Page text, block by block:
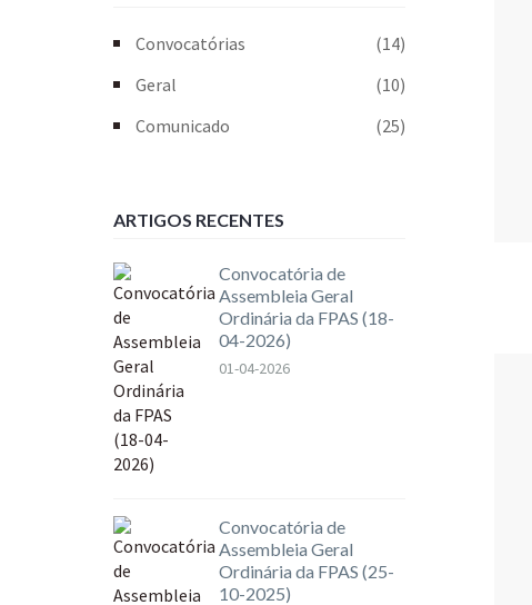
Convocatórias
(14)
Geral
(10)
Comunicado
(25)
ARTIGOS RECENTES
Convocatória de
Assembleia Geral
Ordinária da FPAS (18-
04-2026)
01-04-2026
Convocatória de
Assembleia Geral
Ordinária da FPAS (25-
10-2025)